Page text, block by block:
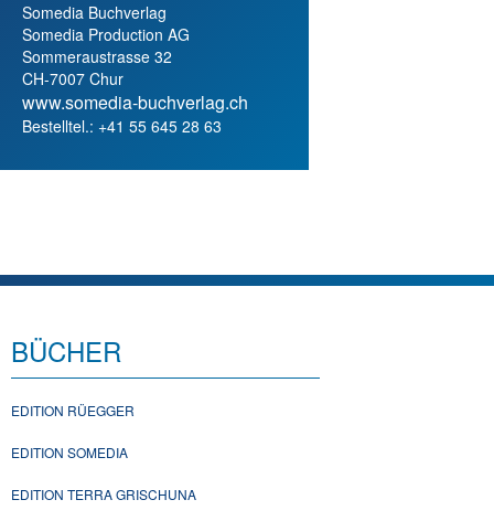
Somedia Buchverlag
Somedia Production AG
Sommeraustrasse 32
CH-7007 Chur
www.somedia-buchverlag.ch
Bestelltel.: +41 55 645 28 63
BÜCHER
EDITION RÜEGGER
EDITION SOMEDIA
EDITION TERRA GRISCHUNA